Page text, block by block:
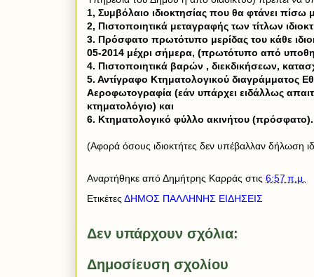
1, Συμβόλαιο ιδιοκτησίας που θα φτάνει
2, Πιστοποιητικά μεταγραφής των τίτλων
3. Πρόσφατο πρωτότυπο μερίδας του κάθε
05-2014 μέχρι σήμερα, (πρωτότυπο από
4. Πιστοποιητικά βαρών , διεκδικήσεων,
5. Αντίγραφο Κτηματολογικού διαγράμματος
Αεροφωτογραφία (εάν υπάρχει ειδάλλως
κτηματολόγιο) και
6. Κτηματολογικό φύλλο ακινήτου (πρόσφατο).
(Αφορά όσους ιδιοκτήτες δεν υπέβαλλαν δήλωση
Αναρτήθηκε απόΔημήτρης Καρράς στις 6:57 π.μ.
Ετικέτες ΔΗΜΟΣ ΠΑΛΛΗΝΗΣ ΕΙΔΗΣΕΙΣ
Δεν υπάρχουν σχόλια:
Δημοσίευση σχολίου